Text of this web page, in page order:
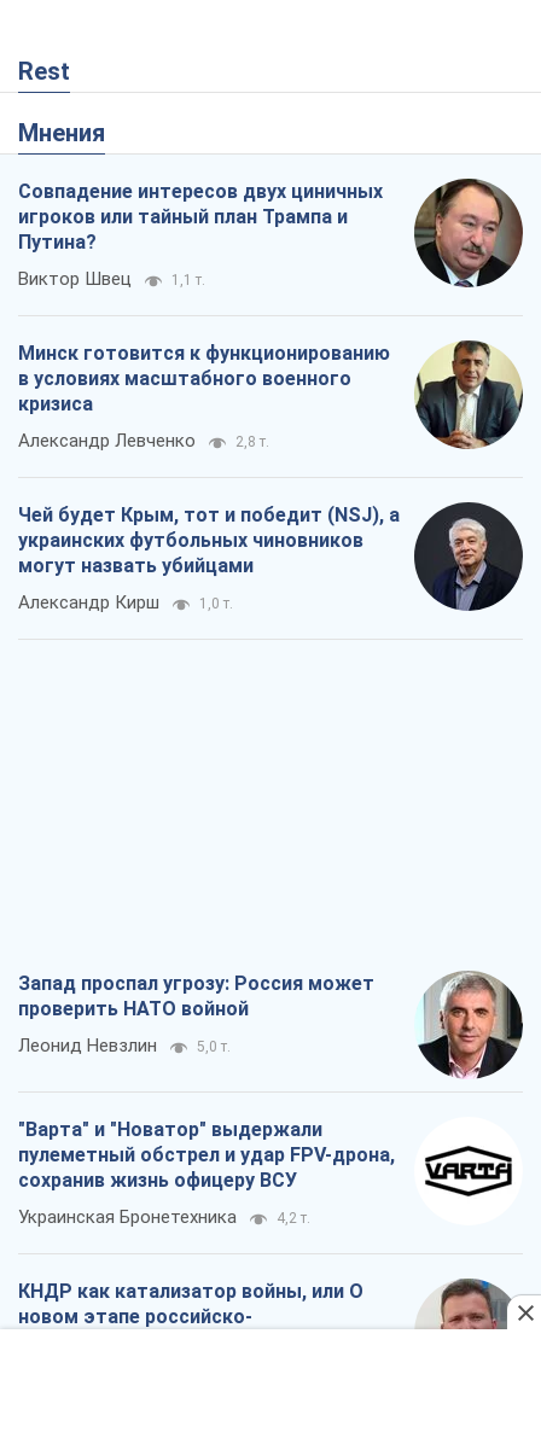
Rest
Мнения
Совпадение интересов двух циничных
игроков или тайный план Трампа и
Путина?
Виктор Швец 1,1 т.
Минск готовится к функционированию
в условиях масштабного военного
кризиса
Александр Левченко 2,8 т.
Чей будет Крым, тот и победит (NSJ), а
украинских футбольных чиновников
могут назвать убийцами
Александр Кирш 1,0 т.
Запад проспал угрозу: Россия может
проверить НАТО войной
Леонид Невзлин 5,0 т.
"Варта" и "Новатор" выдержали
пулеметный обстрел и удар FPV-дрона,
сохранив жизнь офицеру ВСУ
Украинская Бронетехника 4,2 т.
КНДР как катализатор войны, или О
новом этапе российско-